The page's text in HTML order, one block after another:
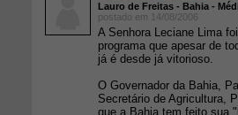
Lauro de Freitas - Bahia -
postado em 14/08/2006
A Senhora Leciane Lima
programa que apesar de
já é desde já vitorioso.
O Governador da Bahia,
Secretário de Agricultura,
que a Bahia tem feito sua